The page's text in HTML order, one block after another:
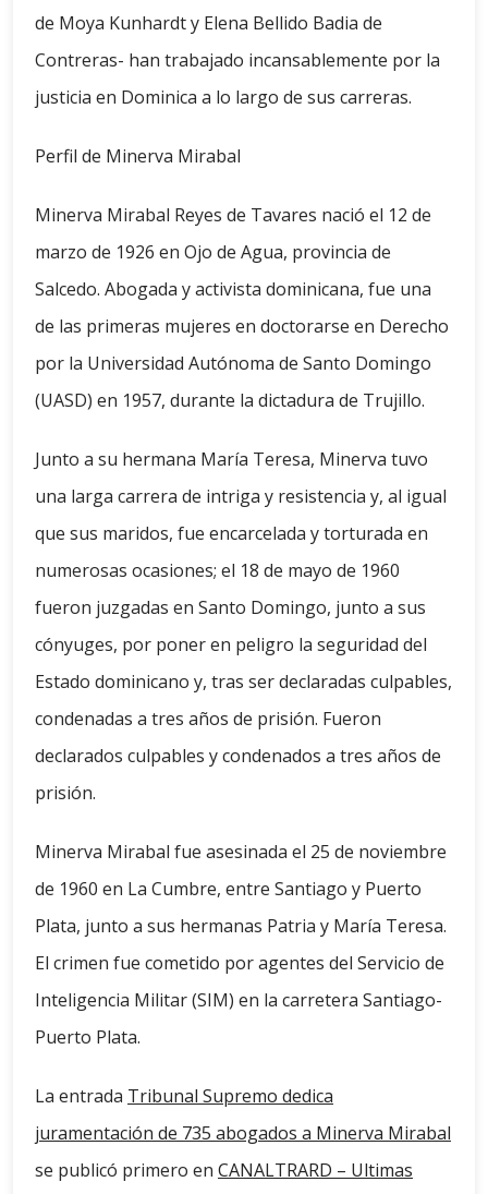
de Moya Kunhardt y Elena Bellido Badia de
Contreras- han trabajado incansablemente por la
justicia en Dominica a lo largo de sus carreras.
Perfil de Minerva Mirabal
Minerva Mirabal Reyes de Tavares nació el 12 de
marzo de 1926 en Ojo de Agua, provincia de
Salcedo. Abogada y activista dominicana, fue una
de las primeras mujeres en doctorarse en Derecho
por la Universidad Autónoma de Santo Domingo
(UASD) en 1957, durante la dictadura de Trujillo.
Junto a su hermana María Teresa, Minerva tuvo
una larga carrera de intriga y resistencia y, al igual
que sus maridos, fue encarcelada y torturada en
numerosas ocasiones; el 18 de mayo de 1960
fueron juzgadas en Santo Domingo, junto a sus
cónyuges, por poner en peligro la seguridad del
Estado dominicano y, tras ser declaradas culpables,
condenadas a tres años de prisión. Fueron
declarados culpables y condenados a tres años de
prisión.
Minerva Mirabal fue asesinada el 25 de noviembre
de 1960 en La Cumbre, entre Santiago y Puerto
Plata, junto a sus hermanas Patria y María Teresa.
El crimen fue cometido por agentes del Servicio de
Inteligencia Militar (SIM) en la carretera Santiago-
Puerto Plata.
La entrada Tribunal Supremo dedica
juramentación de 735 abogados a Minerva Mirabal
se publicó primero en CANALTRARD – Ultimas